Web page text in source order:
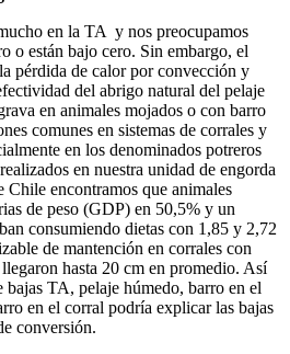
en la TA y nos preocupamos
o están bajo cero. Sin embargo, el
pérdida de calor por convección y
del abrigo natural del pelaje
en animales mojados o con barro
comunes en sistemas de corrales y
en los denominados potreros
en nuestra unidad de engorda
encontramos que animales
de peso (GDP) en 50,5% y un
consumiendo dietas con 1,85 y 2,72
de mantención en corrales con
hasta 20 cm en promedio. Así
bajas TA, pelaje húmedo, barro en el
en el corral podría explicar las bajas
conversión.